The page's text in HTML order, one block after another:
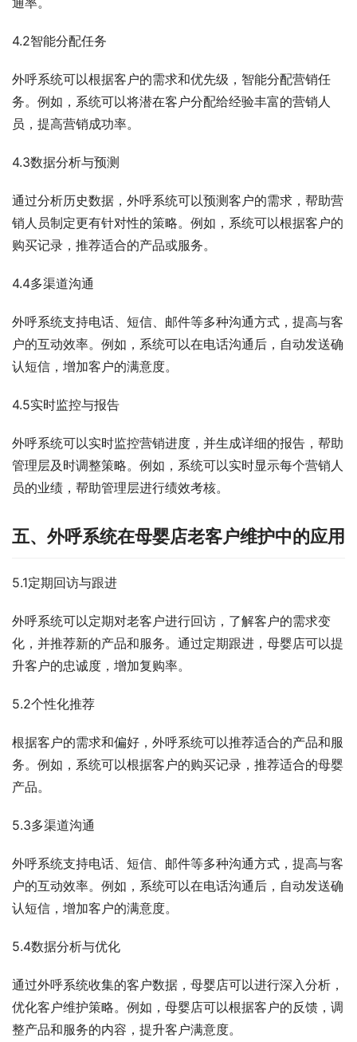
4.2智能分配任务
外呼系统可以根据客户的需求和优先级，智能分配营销任
务。例如，系统可以将潜在客户分配给经验丰富的营销人
员，提高营销成功率。
4.3数据分析与预测
通过分析历史数据，外呼系统可以预测客户的需求，帮助营
销人员制定更有针对性的策略。例如，系统可以根据客户的
购买记录，推荐适合的产品或服务。
4.4多渠道沟通
外呼系统支持电话、短信、邮件等多种沟通方式，提高与客
户的互动效率。例如，系统可以在电话沟通后，自动发送确
认短信，增加客户的满意度。
4.5实时监控与报告
外呼系统可以实时监控营销进度，并生成详细的报告，帮助
管理层及时调整策略。例如，系统可以实时显示每个营销人
员的业绩，帮助管理层进行绩效考核。
五、外呼系统在母婴店老客户维护中的应用
5.1定期回访与跟进
外呼系统可以定期对老客户进行回访，了解客户的需求变
化，并推荐新的产品和服务。通过定期跟进，母婴店可以提
升客户的忠诚度，增加复购率。
5.2个性化推荐
根据客户的需求和偏好，外呼系统可以推荐适合的产品和服
务。例如，系统可以根据客户的购买记录，推荐适合的母婴
产品。
5.3多渠道沟通
外呼系统支持电话、短信、邮件等多种沟通方式，提高与客
户的互动效率。例如，系统可以在电话沟通后，自动发送确
认短信，增加客户的满意度。
5.4数据分析与优化
通过外呼系统收集的客户数据，母婴店可以进行深入分析，
优化客户维护策略。例如，母婴店可以根据客户的反馈，调
整产品和服务的内容，提升客户满意度。